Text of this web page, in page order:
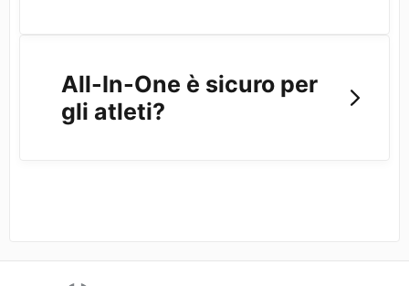
All-In-One è sicuro per
gli atleti?